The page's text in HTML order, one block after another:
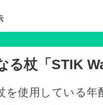
る杖「STIK
を使用している年